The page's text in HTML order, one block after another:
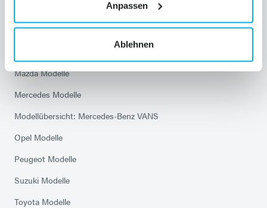
Anpassen
Ablehnen
Citroen Modelle
Mazda Modelle
Mercedes Modelle
Modellübersicht: Mercedes-Benz VANS
Opel Modelle
Peugeot Modelle
Suzuki Modelle
Toyota Modelle